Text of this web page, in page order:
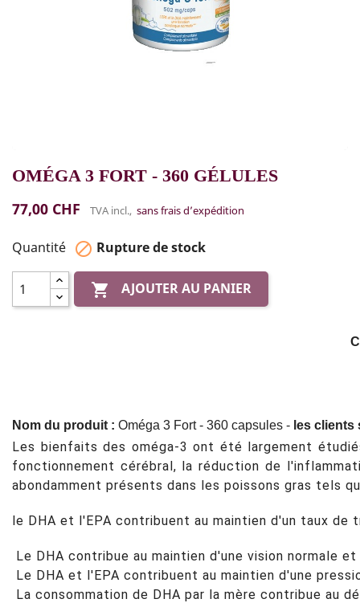
OMÉGA 3 FORT - 360 GÉLULES
77,00 CHF TVA incl., sans frais d’expédition
Quantité  Rupture de stock
 AJOUTER AU PANIER
Nom du produit : Oméga 3 Fort - 360 capsules - les clients
Les bienfaits des oméga-3 ont été largement
fonctionnement cérébral, la réduction de
abondamment présents dans les poissons gras tels
le DHA et l'EPA contribuent au maintien d'un taux
Le DHA contribue au maintien d'une vision normale
Le DHA et l'EPA contribuent au maintien d'une
La consommation de DHA par la mère contribue